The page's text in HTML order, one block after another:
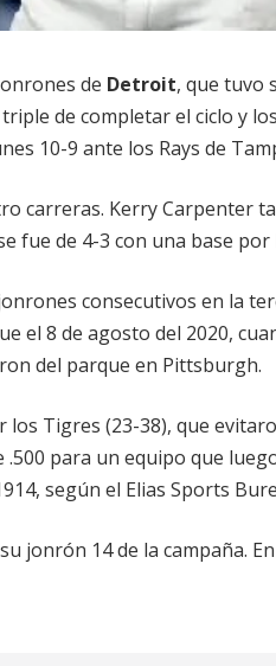
de Detroit, que tuvo
de completar el ciclo y
10-9 ante los Rays de
carreras. Kerry Carpenter
fue de 4-3 con una base
consecutivos en la
el 8 de agosto del 2020,
del parque en Pittsburgh.
Tigres (23-38), que
para un equipo que
según el Elias Sports
jonrón 14 de la campaña.